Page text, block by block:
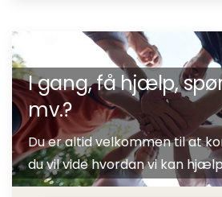
I gang, få hjælp,
mv.?
Du er altid velkommen til at
du vil vide hvordan vi kan